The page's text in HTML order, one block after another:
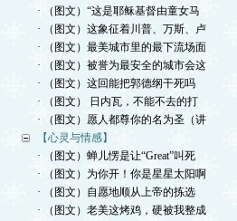
· （图文）“这是耶稣基督由童女马
· （图文）这象征着川普、万斯、卢
· （图文）最美城市里的最下流场面
· （图文）被誉为最安全的城市会这
· （图文）这回能把郭德纲干死吗
· （图文） 日内瓦，不能不去的打
· （图文）愿人都尊你的名为圣（讲
【心灵与情感】
· （图文）蝉儿愣是让“Great”叫死
· （图文）为你开！你是星星太阳啊
· （图文）自愿地顺从上帝的拣选
· （图文）老美这烤鸡，硬被我整成